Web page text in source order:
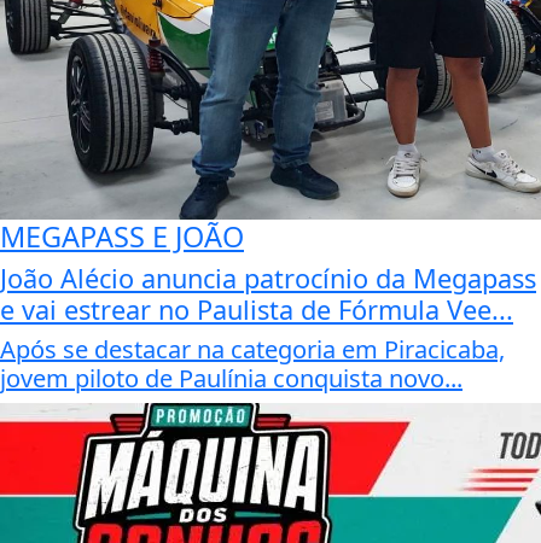
MEGAPASS E JOÃO
João Alécio anuncia patrocínio da Megapass
e vai estrear no Paulista de Fórmula Vee...
Após se destacar na categoria em Piracicaba,
jovem piloto de Paulínia conquista novo...